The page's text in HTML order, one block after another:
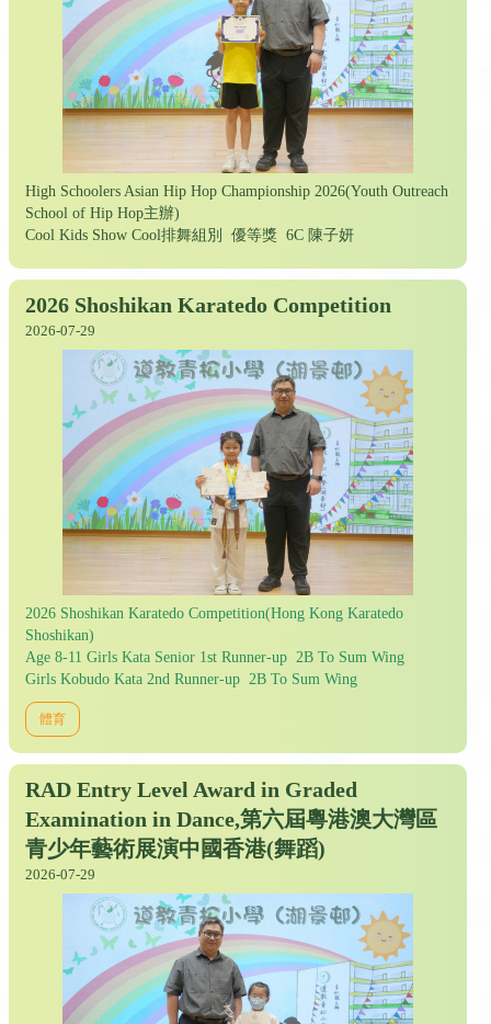
High Schoolers Asian Hip Hop Championship 2026(Youth Outreach
School of Hip Hop主辦)
Cool Kids Show Cool排舞組別 優等獎 6C 陳子妍
2026 Shoshikan Karatedo Competition
2026-07-29
2026 Shoshikan Karatedo Competition(Hong Kong Karatedo
Shoshikan)
Age 8-11 Girls Kata Senior 1st Runner-up 2B To Sum Wing
Girls Kobudo Kata 2nd Runner-up 2B To Sum Wing
體育
RAD Entry Level Award in Graded
Examination in Dance,第六屆粵港澳大灣區
青少年藝術展演中國香港(舞蹈)
2026-07-29